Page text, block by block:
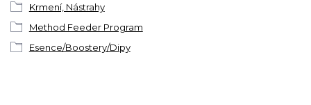
Krmení, Nástrahy
Method Feeder Program
Esence/Boostery/Dipy